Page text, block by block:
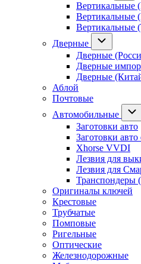
Вертикальные
Вертикальные
Вертикальные
Дверные
Дверные
Дверные
Дверные
Аблой
Почтовые
Автомобильные
Заготовки авто
Заготовки
Xhorse VVDI
Лезвия для
Лезвия для
Транспондеры
Оригиналы ключей
Крестовые
Трубчатые
Помповые
Ригельные
Оптические
Железнодорожные